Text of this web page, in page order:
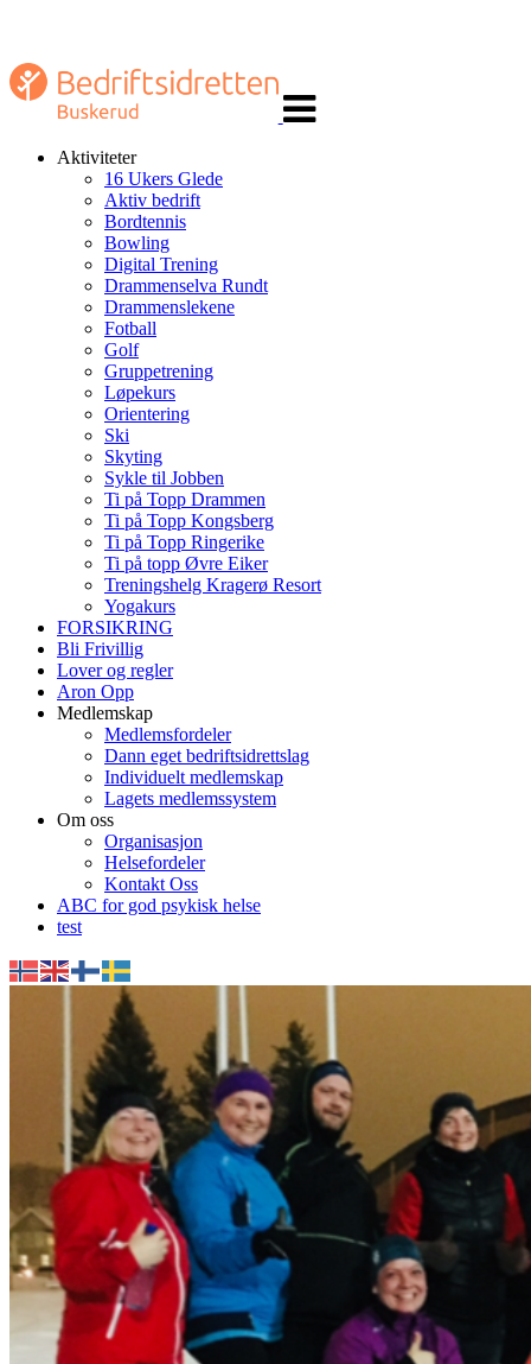
navigasjon
Aktiviteter
16 Ukers Glede
Aktiv bedrift
Bordtennis
Bowling
Digital Trening
Drammenselva Rundt
Drammenslekene
Fotball
Golf
Gruppetrening
Løpekurs
Orientering
Ski
Skyting
Sykle til Jobben
Ti på Topp Drammen
Ti på Topp Kongsberg
Ti på Topp Ringerike
Ti på topp Øvre Eiker
Treningshelg Kragerø Resort
Yogakurs
FORSIKRING
Bli Frivillig
Lover og regler
Aron Opp
Medlemskap
Medlemsfordeler
Dann eget bedriftsidrettslag
Individuelt medlemskap
Lagets medlemssystem
Om oss
Organisasjon
Helsefordeler
Kontakt Oss
ABC for god psykisk helse
test